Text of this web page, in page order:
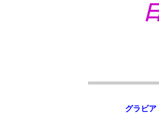
グラビア